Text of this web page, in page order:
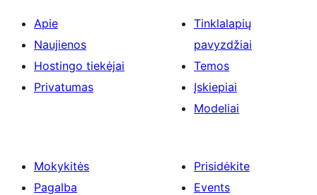
Apie
Naujienos
Hostingo tiekėjai
Privatumas
Tinklalapių
pavyzdžiai
Temos
Įskiepiai
Modeliai
Mokykitės
Pagalba
Prisidėkite
Events